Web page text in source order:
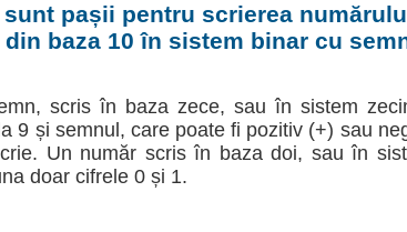
sunt pașii pentru scrierea
din baza 10 în sistem binar cu
scris în baza zece, sau în sistem
9 și semnul, care poate fi pozitiv (+) sau
Un număr scris în baza doi, sau în
doar cifrele 0 și 1.